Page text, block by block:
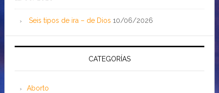
Seis tipos de ira – de Dios 10/06/2026
CATEGORÍAS
Aborto